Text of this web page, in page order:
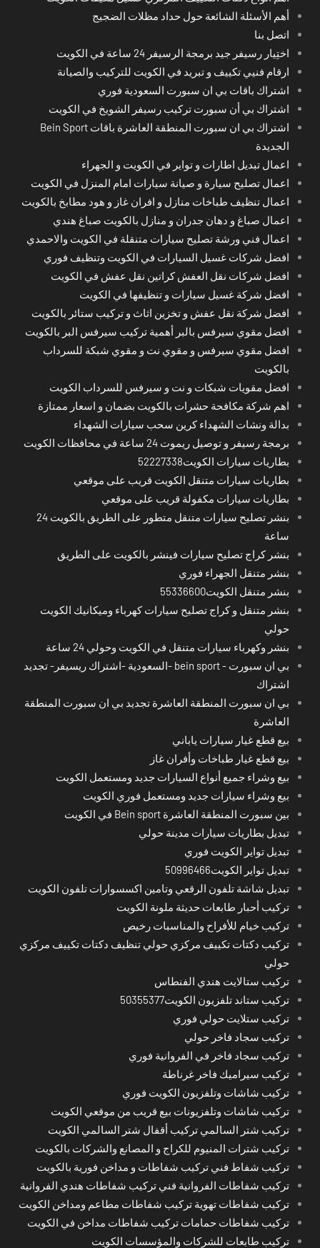
أهم الأسئلة الشائعة حول حداد مظلات الضجيج
اتصل بنا
اختِيار رسيفر جيد برمجة الرسيفر 24 ساعة في الكويت
ارقام فنيي تكييف و تبريد في الكويت للتركيب والصيانة
اشتراك باقات بي ان سبورت السعودية فوري
اشتراك بي أن سبورت تركيب رسيفر الشويخ في الكويت
اشتراك بي ان سبورت المنطقة العاشرة باقات Bein Sport
الجديدة
اعمال تبديل اطارات و تواير في الكويت و الجهراء
اعمال تصليح سيارة و صيانة سيارات امام المنزل في الكويت
اعمال تنظيف طباخات منازل و افران غاز و هود مطابخ بالكويت
اعمال صباغ و دهان جدران و منازل بالكويت صباغ هندي
اعمال فني ورشة تصليح سيارات متنقلة في الكويت والاحمدي
افضل شركات غسيل السيارات في الكويت وتنظيف فوري
افضل شركات نقل العفش كراتين نقل عفش في الكويت
افضل شركة غسيل سيارات و تنظيفها في الكويت
افضل شركة نقل عفش و تخزين اثاث و تركيب ستائر بالكويت
افضل مقوي سيرفس بالبر أهمية تركيب سيرفس البر بالكويت
افضل مقوي سيرفس و مقوي نت و مقوي شبكة للسرداب
بالكويت
افضل مقويات شبكات و نت و سيرفس للسرداب الكويت
اهم شركة مكافحة حشرات بالكويت بضمان و اسعار ممتازة
بدالة ونشات الشهداء كرين سحب سيارات الشهداء
برمجة رسيفر و توصيل ريموت 24 ساعة في محافظات الكويت
بطاريات سيارات الكويت52227338
بطاريات سيارات متنقل الكويت قريب على موقعي
بطاريات سيارات مكفولة قريب على موقعي
بنشر تصليح سيارات متنقل متطور على الطريق بالكويت 24
ساعة
بنشر كراج تصليح سيارات فينشر بالكويت على الطريق
بنشر متنقل الجهراء فوري
بنشر متنقل الكويت55336600
بنشر متنقل و كراج تصليح سيارات كهرباء وميكانيك الكويت
حولي
بنشر وكهرباء سيارات متنقل في الكويت وحولي 24 ساعة
بي ان سبورت - bein sport -السعودية -اشتراك ريسيفر- تجديد
اشتراك
بي ان سبورت المنطقة العاشرة تجديد بي ان سبورت المنطقة
العاشرة
بيع قطع غيار سيارات ياباني
بيع قطع غيار طباخات وأفران غاز
بيع وشراء جميع أنواع السيارات جديد ومستعمل الكويت
بيع وشراء سيارات جديد ومستعمل فوري الكويت
بين سبورت المنطقة العاشرة Bein sport في الكويت
تبديل بطاريات سيارات مدينة حولي
تبديل تواير الكويت فوري
تبديل تواير الكويت50996466
تبديل شاشة تلفون الرقعي وتامين اكسسوارات تلفون الكويت
تركيب أحبار طابعات حديثة ملونة الكويت
تركيب خيام للأفراح والمناسبات رخيص
تركيب دكتات تكييف مركزي حولي تنظيف دكتات تكييف مركزي
حولي
تركيب ستالايت هندي الفنطاس
تركيب ستاند تلفزيون الكويت50355377
تركيب ستلايت حولي فوري
تركيب سجاد فاخر حولي
تركيب سجاد فاخر في الفروانية فوري
تركيب سيراميك فاخر غرناطة
تركيب شاشات وتلفزيون الكويت فوري
تركيب شاشات وتلفزيونات بيع قريب من موقعي الكويت
تركيب شتر السالمي تركيب أقفال شتر السالمي الكويت
تركيب شترات المنيوم للكراج و المصانع والشركات بالكويت
تركيب شفاط فني تركيب شفاطات و مداخن فورية بالكويت
تركيب شفاطات الفروانية فني تركيب شفاطات هندي الفروانية
تركيب شفاطات تهوية تركيب شفاطات مطاعم ومداخن الكويت
تركيب شفاطات حمامات تركيب شفاطات مداخن في الكويت
تركيب طابعات للشركات والمؤسسات الكويت